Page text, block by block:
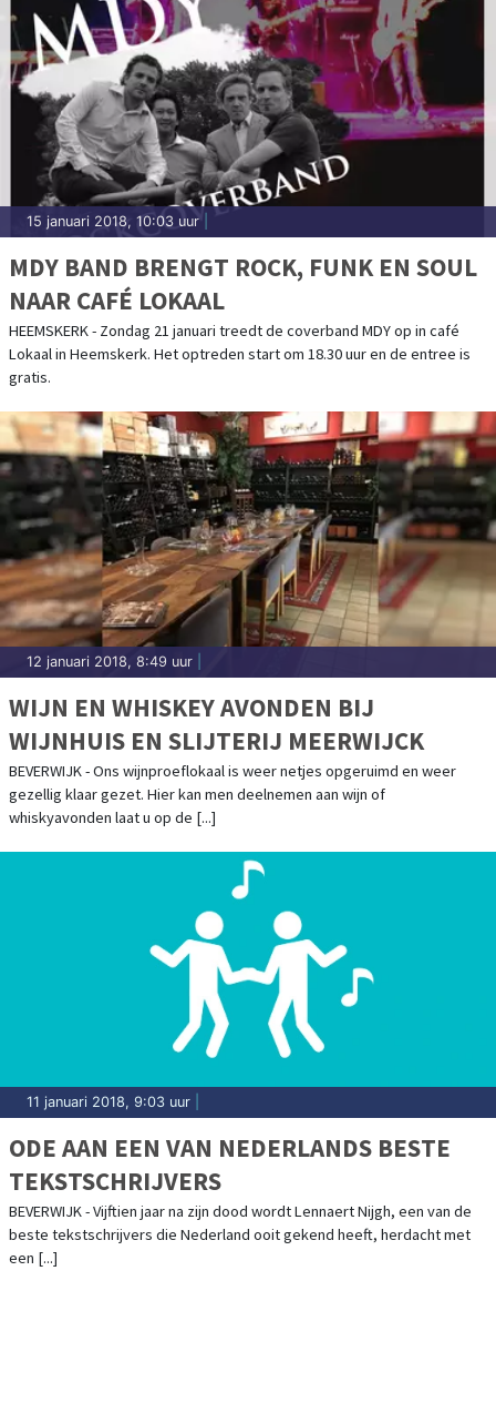
15 januari 2018, 10:03 uur|
MDY BAND BRENGT ROCK, FUNK EN SOUL
NAAR CAFÉ LOKAAL
HEEMSKERK - Zondag 21 januari treedt de coverband MDY op in café
Lokaal in Heemskerk. Het optreden start om 18.30 uur en de entree is
gratis.
12 januari 2018, 8:49 uur
WIJN EN WHISKEY AVONDEN BIJ
WIJNHUIS EN SLIJTERIJ MEERWIJCK
BEVERWIJK - Ons wijnproeflokaal is weer netjes opgeruimd en weer
gezellig klaar gezet. Hier kan men deelnemen aan wijn of
whiskyavonden laat u op de [...]
11 januari 2018, 9:03 uur
ODE AAN EEN VAN NEDERLANDS BESTE
TEKSTSCHRIJVERS
BEVERWIJK - Vijftien jaar na zijn dood wordt Lennaert Nijgh, een van de
beste tekstschrijvers die Nederland ooit gekend heeft, herdacht met
een [...]